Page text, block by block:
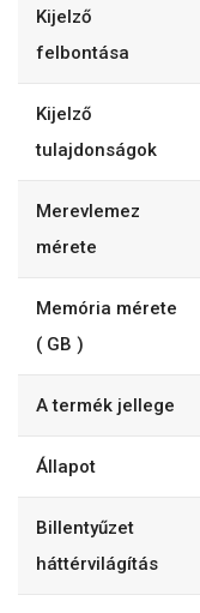
Kijelző
felbontása
Kijelző
tulajdonságok
Merevlemez
mérete
Memória mérete
( GB )
A termék jellege
Állapot
Billentyűzet
háttérvilágítás